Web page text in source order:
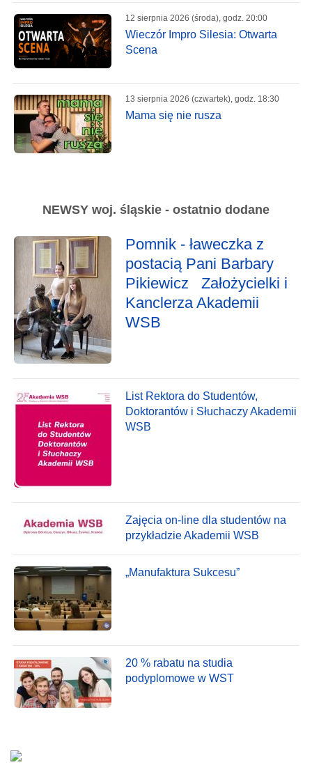
12 sierpnia 2026 (środa), godz. 20:00
Wieczór Impro Silesia: Otwarta
Scena
13 sierpnia 2026 (czwartek), godz. 18:30
Mama się nie rusza
NEWSY woj. śląskie - ostatnio dodane
Pomnik - ławeczka z
postacią Pani Barbary
Pikiewicz Założycielki i
Kanclerza Akademii
WSB
List Rektora do Studentów,
Doktorantów i Słuchaczy Akademii
WSB
Zajęcia on-line dla studentów na
przykładzie Akademii WSB
„Manufaktura Sukcesu”
20 % rabatu na studia
podyplomowe w WST